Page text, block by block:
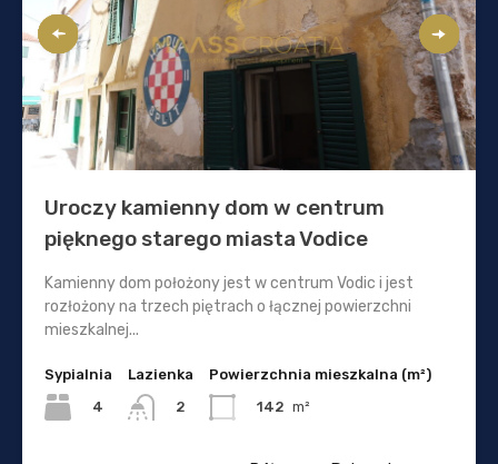
Uroczy kamienny dom w centrum
pięknego starego miasta Vodice
Kamienny dom położony jest w centrum Vodic i jest
rozłożony na trzech piętrach o łącznej powierzchni
mieszkalnej...
Sypialnia
4
Lazienka
2
Powierzchnia mieszkalna (m²)
142 m²